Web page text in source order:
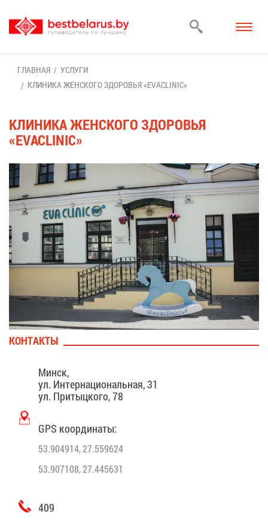
ГЛАВ­НАЯ
УСЛУ­ГИ
КЛИ­НИ­КА ЖЕН­СКО­ГО ЗДО­РО­ВЬЯ «EVACLINIC»
КЛИ­НИ­КА ЖЕН­СКО­ГО ЗДО­РО­ВЬЯ
«EVACLINIC»
КОН­ТАК­ТЫ
Минск,
ул. Ин­тер­на­ци­о­наль­ная, 31
ул. При­тыц­ко­го, 78
GPS ко­ор­ди­на­ты:
53.904914, 27.559624
53.907108, 27.445631
409